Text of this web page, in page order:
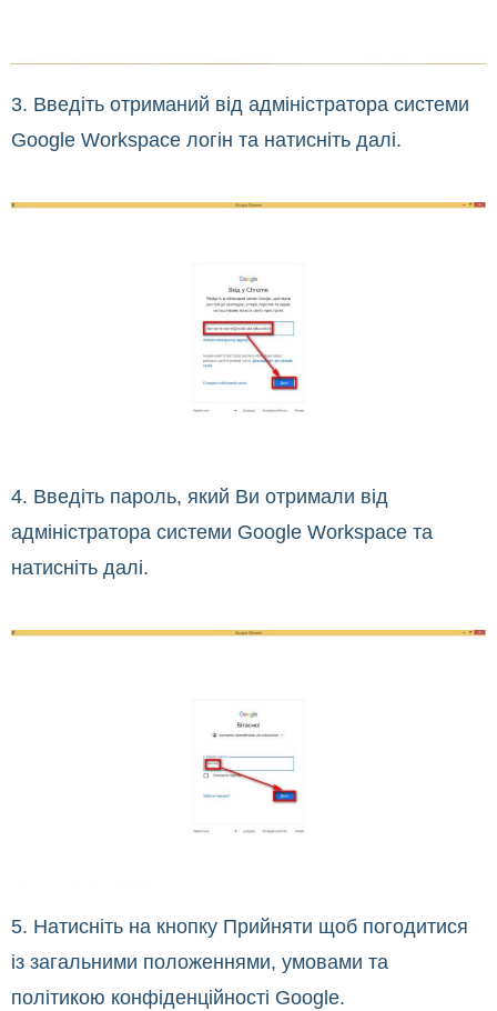
3. Введіть отриманий від адміністратора системи
Google Workspace логін та натисніть далі.
4. Введіть пароль, який Ви отримали від
адміністратора системи Google Workspace та
натисніть далі.
5. Натисніть на кнопку Прийняти щоб погодитися
із загальними положеннями, умовами та
політикою конфіденційності Google.